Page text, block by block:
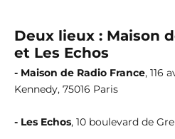
Deux lieux : Maison
et Les Echos
- Maison de Radio France, 116
Kennedy, 75016 Paris
- Les Echos, 10 boulevard de